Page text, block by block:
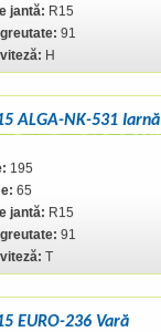
jantă: R15
91
H
ALGA-NK-531 Iarnă
195
65
jantă: R15
91
T
EURO-236 Vară